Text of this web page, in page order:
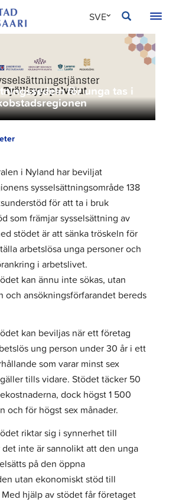
SVE
ENG
för unga tas i
i Nyland har beviljat
sysselsättningsområde 138
för att ta i bruk
som främjar sysselsättning av
stödet är att sänka tröskeln för
arbetslösa unga personer och
i arbetslivet.
kan ännu inte sökas, utan
och ansökningsförfarandet bereds
kan beviljas när ett företag
ung person under 30 år i ett
som varar minst sex
tills vidare. Stödet täcker 50
dock högst 1 500
och för högst sex månader.
riktar sig i synnerhet till
inte är sannolikt att den unga
på den öppna
utan ekonomiskt stöd till
hjälp av stödet får företaget